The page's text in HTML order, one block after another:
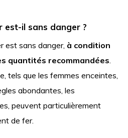
est-il sans danger ?
est sans danger, à condition
quantités recommandées
tels que les femmes enceintes,
abondantes, les
peuvent particulièrement
de fer.